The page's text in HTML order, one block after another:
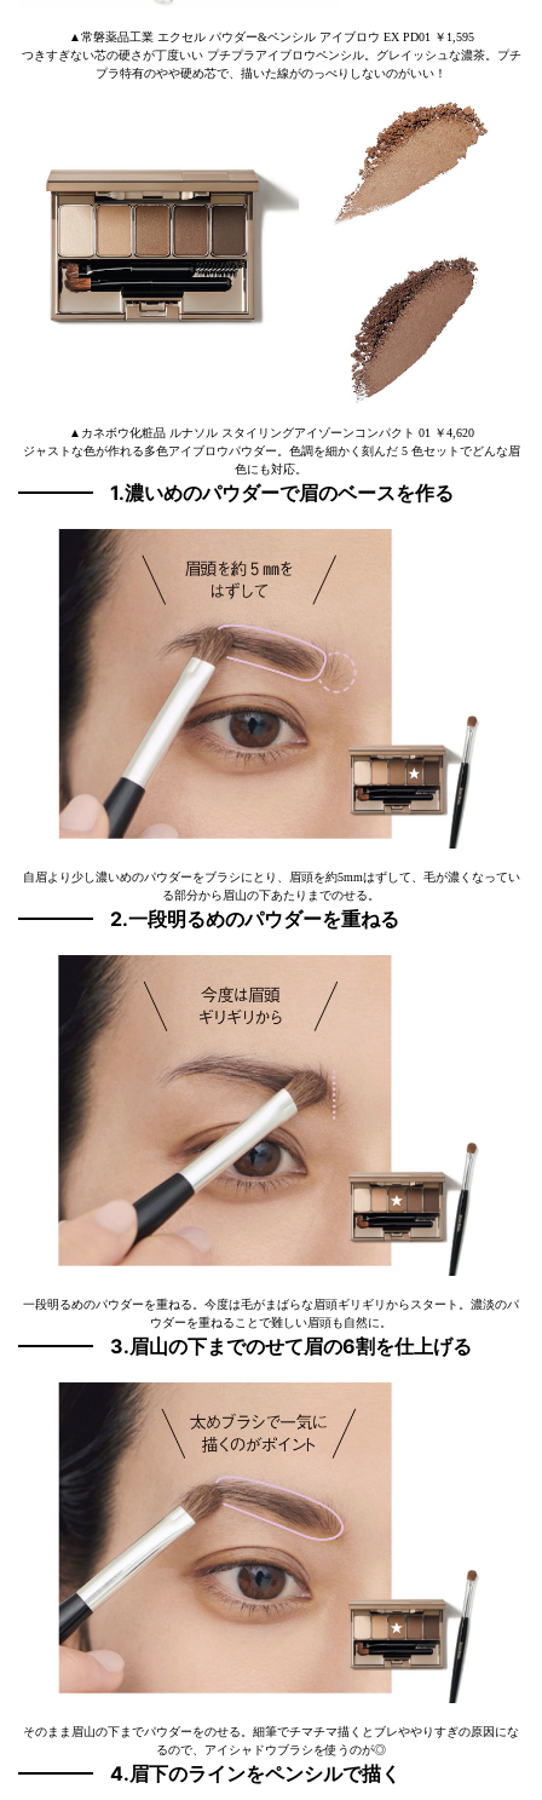
▲常磐薬品工業 エクセル パウダー&ペンシル アイブロウ EX PD01 ￥1,595
つきすぎない芯の硬さが丁度いい プチプラアイブロウペンシル。グレイッシュな濃茶。プチ
プラ特有のやや硬め芯で、描いた線がのっぺりしないのがいい！
▲カネボウ化粧品 ルナソル スタイリングアイゾーンコンパクト 01 ￥4,620
ジャストな色が作れる多色アイブロウパウダー。色調を細かく刻んだ 5 色セットでどんな眉
色にも対応。
1.濃いめのパウダーで眉のベースを作る
自眉より少し濃いめのパウダーをブラシにとり、眉頭を約5mmはずして、毛が濃くなってい
る部分から眉山の下あたりまでのせる。
2.一段明るめのパウダーを重ねる
一段明るめのパウダーを重ねる。今度は毛がまばらな眉頭ギリギリからスタート。濃淡のパ
ウダーを重ねることで難しい眉頭も自然に。
3.眉山の下までのせて眉の6割を仕上げる
そのまま眉山の下までパウダーをのせる。細筆でチマチマ描くとブレややりすぎの原因にな
るので、アイシャドウブラシを使うのが◎
4.眉下のラインをペンシルで描く